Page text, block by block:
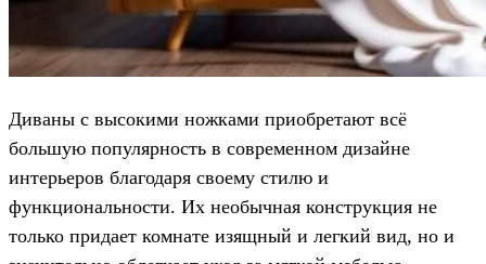
Диваны с высокими ножками приобретают всё
большую популярность в современном дизайне
интерьеров благодаря своему стилю и
функциональности. Их необычная конструкция не
только придает комнате изящный и легкий вид, но и